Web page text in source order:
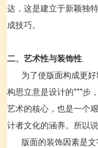
达，这是建立于新颖独
成技巧。
二、艺术性与装饰性
为了使版面构成更好
构思立意是设计的***步
艺术的核心，也是一个
计者文化的涵养。所以
版面的装饰因素是文